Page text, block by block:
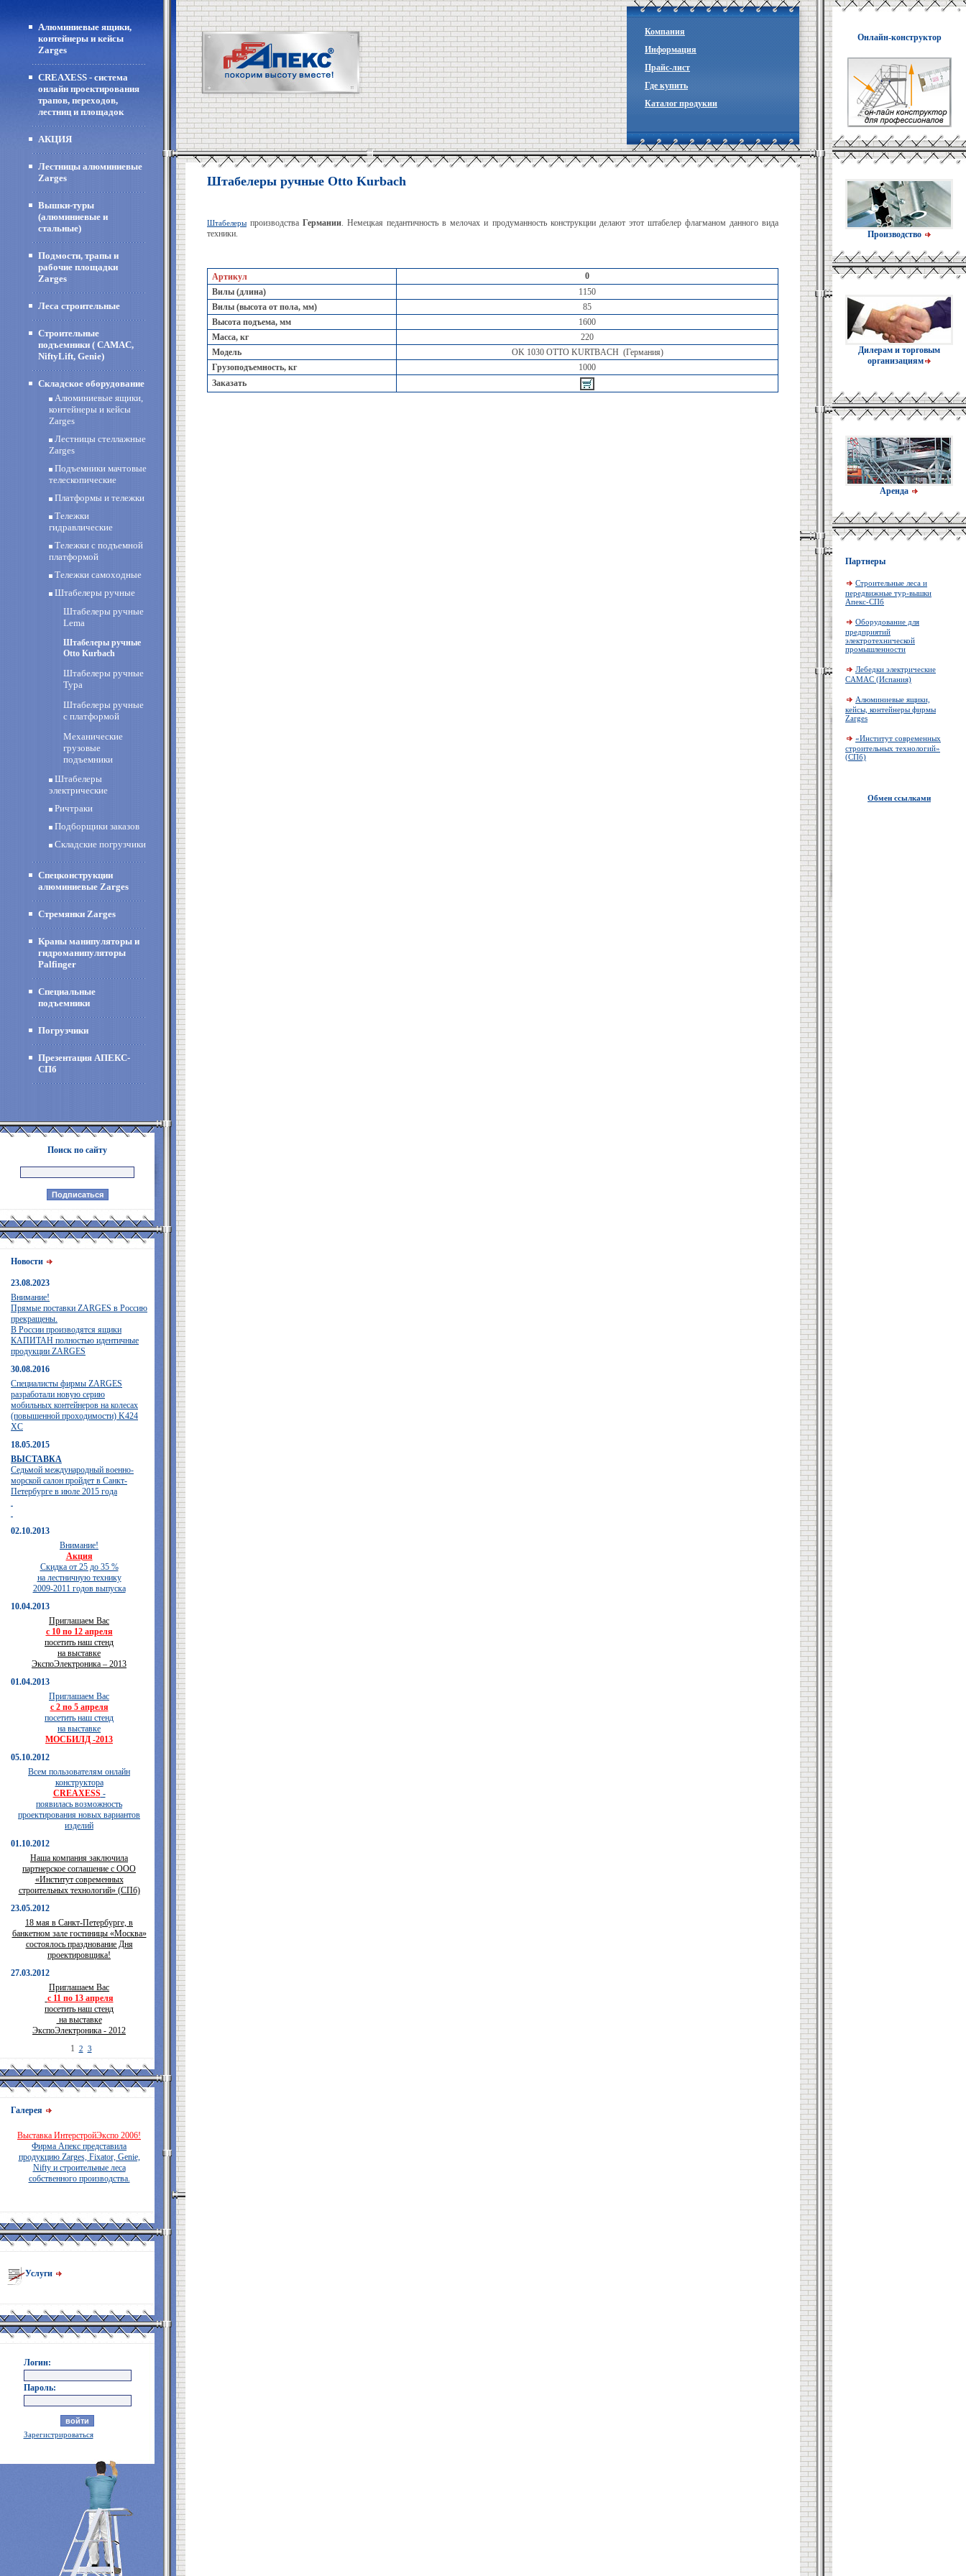
Алюминиевые ящики,
контейнеры и кейсы
Zarges
CREAXESS - система
онлайн проектирования
трапов, переходов,
лестниц и площадок
АКЦИЯ
Лестницы алюминиевые
Zarges
Вышки-туры
(алюминиевые и
стальные)
Подмости, трапы и
рабочие площадки
Zarges
Леса строительные
Строительные
подъемники ( CAMAC,
NiftyLift, Genie)
Складское оборудование
Алюминиевые ящики,
контейнеры и кейсы
Zarges
Лестницы стеллажные
Zarges
Подъемники мачтовые
телескопические
Платформы и тележки
Тележки
гидравлические
Тележки с подъемной
платформой
Тележки самоходные
Штабелеры ручные
Штабелеры ручные
Lema
Штабелеры ручные
Otto Kurbach
Штабелеры ручные
Тура
Штабелеры ручные
с платформой
Механические
грузовые
подъемники
Штабелеры
электрические
Ричтраки
Подборщики заказов
Складские погрузчики
Спецконструкции
алюминиевые Zarges
Стремянки Zarges
Краны манипуляторы и
гидроманипуляторы
Palfinger
Специальные
подъемники
Погрузчики
Презентация АПЕКС-
СПб
Поиск по сайту
Новости
23.08.2023
Внимание!
Прямые поставки ZARGES в Россию
прекращены.
В России производятся ящики
КАПИТАН полностью идентичные
продукции ZARGES
30.08.2016
Специалисты фирмы ZARGES
разработали новую серию
мобильных контейнеров на колесах
(повышенной проходимости) K424
XC
18.05.2015
ВЫСТАВКА
Седьмой международный военно-
морской салон пройдет в Санкт-
Петербурге в июле 2015 года
02.10.2013
Внимание!
Акция
Скидка от 25 до 35 %
на лестничную технику
2009-2011 годов выпуска
10.04.2013
Приглашаем Вас
с 10 по 12 апреля
посетить наш стенд
на выставке
ЭкспоЭлектроника – 2013
01.04.2013
Приглашаем Вас
с 2 по 5 апреля
посетить наш стенд
на выставке
МОСБИЛД -2013
05.10.2012
Всем пользователям онлайн
конструктора
CREAXESS-
появилась возможность
проектирования новых вариантов
изделий
01.10.2012
Наша компания заключила
партнерское соглашение с ООО
«Институт современных
строительных технологий» (СПб)
23.05.2012
18 мая в Санкт-Петербурге, в
банкетном зале гостиницы «Москва»
состоялось празднование Дня
проектировщика!
27.03.2012
Приглашаем Вас
с 11 по 13 апреля
посетить наш стенд
на выставке
ЭкспоЭлектроника - 2012
1 2 3
Галерея
Выставка ИнтерстройЭкспо 2006!
Фирма Апекс представила
продукцию Zarges, Fixator, Genie,
Nifty и строительные леса
собственного производства.
Услуги
Логин:
Пароль:
Зарегистрироваться
Компания
Информация
Прайc-лист
Где купить
Каталог продукии
Штабелеры ручные Otto Kurbach
Штабелеры производстваГермании. Немецкая педантичность в мелочах и продуманность конструкции делают этот штабелер флагманом данного вида
техники.
Артикул
0
Вилы (длина)
1150
Вилы (высота от пола, мм)
85
Высота подъема, мм
1600
Масса, кг
220
Модель
OK 1030 OTTO KURTBACH (Германия)
Грузоподъемность, кг
1000
Заказать
Онлайн-конструктор
Производство
Дилерам и торговым
организациям
Аренда
Партнеры
Строительные леса и
передвижные тур-вышки
Апекс-СПб
Оборудование для
предприятий
электротехнической
промышленности
Лебедки электрические
CAMAC (Испания)
Алюминиевые ящики,
кейсы, контейнеры фирмы
Zarges
«Институт современных
строительных технологий»
(СПб)
Обмен ссылками